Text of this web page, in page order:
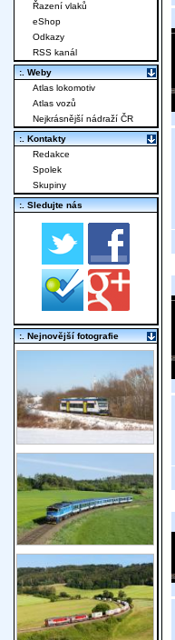
Řazení vlaků
eShop
Odkazy
RSS kanál
:. Weby
Atlas lokomotiv
Atlas vozů
Nejkrásnější nádraží ČR
:. Kontakty
Redakce
Spolek
Skupiny
:. Sledujte nás
:. Nejnovější fotografie